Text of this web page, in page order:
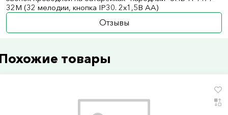
32М (32 мелодии, кнопка IP30. 2х1,5В АА)
Отзывы
товары